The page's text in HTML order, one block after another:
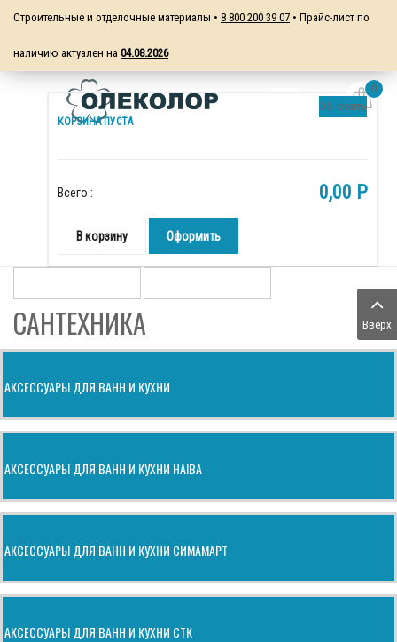
Строительные и отделочные материалы • 8 800 200 39 07 • Прайс-лист по
наличию актуален на 04.08.2026
0
КОРЗИНА ПУСТА
Обновить
Всего : 0,00 P
В корзину Оформить
САНТЕХНИКА
АКСЕССУАРЫ ДЛЯ ВАНН И КУХНИ
АКСЕССУАРЫ ДЛЯ ВАНН И КУХНИ HAIBA
АКСЕССУАРЫ ДЛЯ ВАНН И КУХНИ СИМАМАРТ
АКСЕССУАРЫ ДЛЯ ВАНН И КУХНИ СТК
Вверх